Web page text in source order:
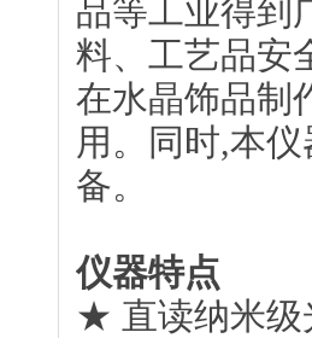
品等工业得到
料、工艺品安
在水晶饰品制
用。同时,本
备。
仪器特点
★ 直读纳米级